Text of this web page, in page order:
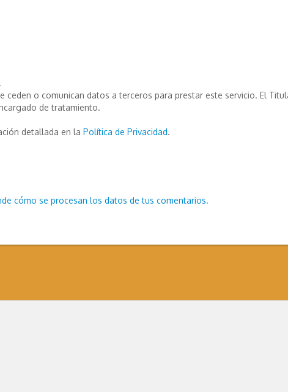
ceden o comunican datos a terceros para prestar este servicio. El
de tratamiento.
detallada en la Política de Privacidad.
cómo se procesan los datos de tus comentarios.